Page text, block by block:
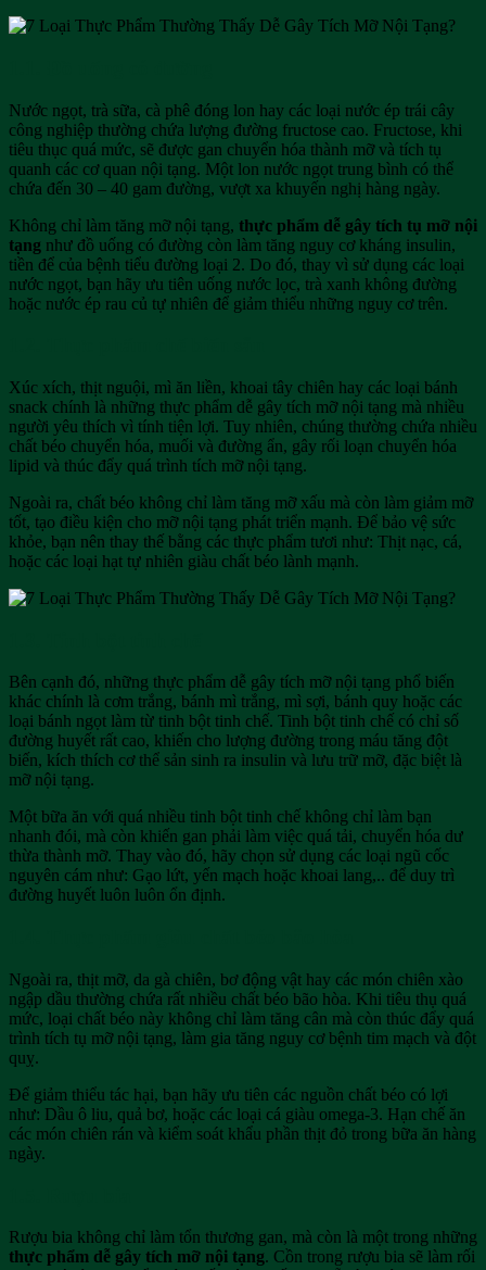
Nước ngọt, trà sữa, cà phê đóng lon hay các loại nước ép trái cây
công nghiệp thường chứa lượng đường fructose cao. Fructose, khi
tiêu thục quá mức, sẽ được gan chuyển hóa thành mỡ và tích tụ
quanh các cơ quan nội tạng. Một lon nước ngọt trung bình có thể
chứa đến 30 – 40 gam đường, vượt xa khuyến nghị hàng ngày.
Không chỉ làm tăng mỡ nội tạng, thực phẩm dễ gây tích tụ mỡ nội
tạng như đồ uống có đường còn làm tăng nguy cơ kháng insulin,
tiền để của bệnh tiểu đường loại 2. Do đó, thay vì sử dụng các loại
nước ngọt, bạn hãy ưu tiên uống nước lọc, trà xanh không đường
hoặc nước ép rau củ tự nhiên để giảm thiểu những nguy cơ trên.
Xúc xích, thịt nguội, mì ăn liền, khoai tây chiên hay các loại bánh
snack chính là những thực phẩm dễ gây tích mỡ nội tạng mà nhiều
người yêu thích vì tính tiện lợi. Tuy nhiên, chúng thường chứa nhiều
chất béo chuyển hóa, muối và đường ẩn, gây rối loạn chuyển hóa
lipid và thúc đẩy quá trình tích mỡ nội tạng.
Ngoài ra, chất béo không chỉ làm tăng mỡ xấu mà còn làm giảm mỡ
tốt, tạo điều kiện cho mỡ nội tạng phát triển mạnh. Để bảo vệ sức
khỏe, bạn nên thay thế bằng các thực phẩm tươi như: Thịt nạc, cá,
hoặc các loại hạt tự nhiên giàu chất béo lành mạnh.
Bên cạnh đó, những thực phẩm dễ gây tích mỡ nội tạng phổ biến
khác chính là cơm trắng, bánh mì trắng, mì sợi, bánh quy hoặc các
loại bánh ngọt làm từ tinh bột tinh chế. Tinh bột tinh chế có chỉ số
đường huyết rất cao, khiến cho lượng đường trong máu tăng đột
biến, kích thích cơ thể sản sinh ra insulin và lưu trữ mỡ, đặc biệt là
mỡ nội tạng.
Một bữa ăn với quá nhiều tinh bột tinh chế không chỉ làm bạn
nhanh đói, mà còn khiến gan phải làm việc quá tải, chuyển hóa dư
thừa thành mỡ. Thay vào đó, hãy chọn sử dụng các loại ngũ cốc
nguyên cám như: Gạo lứt, yến mạch hoặc khoai lang,.. để duy trì
đường huyết luôn luôn ổn định.
Ngoài ra, thịt mỡ, da gà chiên, bơ động vật hay các món chiên xào
ngập dầu thường chứa rất nhiều chất béo bão hòa. Khi tiêu thụ quá
mức, loại chất béo này không chỉ làm tăng cân mà còn thúc đẩy quá
trình tích tụ mỡ nội tạng, làm gia tăng nguy cơ bệnh tim mạch và đột
quỵ.
Để giảm thiểu tác hại, bạn hãy ưu tiên các nguồn chất béo có lợi
như: Dầu ô liu, quả bơ, hoặc các loại cá giàu omega-3. Hạn chế ăn
các món chiên rán và kiểm soát khẩu phần thịt đỏ trong bữa ăn hàng
ngày.
Rượu bia không chỉ làm tổn thương gan, mà còn là một trong những
thực phẩm dễ gây tích mỡ nội tạng. Cồn trong rượu bia sẽ làm rối